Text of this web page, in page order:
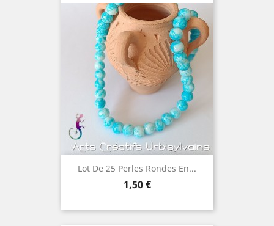
Lot De 25 Perles Rondes En...
Prix
1,50 €